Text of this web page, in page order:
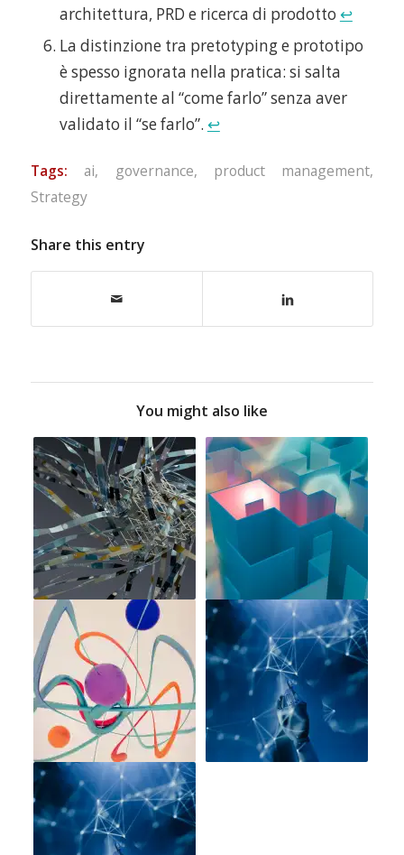
architettura, PRD e ricerca di prodotto ↩
La distinzione tra pretotyping e prototipo
è spesso ignorata nella pratica: si salta
direttamente al “come farlo” senza aver
validato il “se farlo”. ↩
Tags: ai, governance, product management,
Strategy
Share this entry
You might also like